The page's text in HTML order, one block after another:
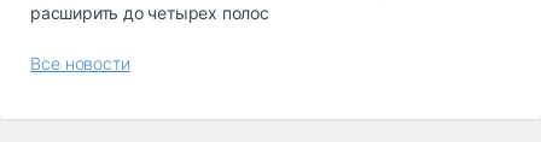
расширить до четырех полос
Все новости